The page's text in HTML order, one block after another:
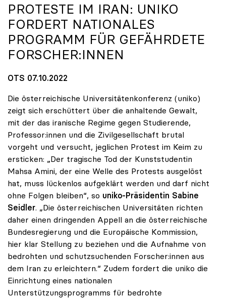
PROTESTE IM IRAN: UNIKO
FORDERT NATIONALES
PROGRAMM FÜR GEFÄHRDETE
FORSCHER:INNEN
OTS 07.10.2022
Die österreichische Universitätenkonferenz (uniko)
zeigt sich erschüttert über die anhaltende Gewalt,
mit der das iranische Regime gegen Studierende,
Professor:innen und die Zivilgesellschaft brutal
vorgeht und versucht, jeglichen Protest im Keim zu
ersticken: „Der tragische Tod der Kunststudentin
Mahsa Amini, der eine Welle des Protests ausgelöst
hat, muss lückenlos aufgeklärt werden und darf nicht
ohne Folgen bleiben“, so uniko-Präsidentin Sabine
Seidler. „Die österreichischen Universitäten richten
daher einen dringenden Appell an die österreichische
Bundesregierung und die Europäische Kommission,
hier klar Stellung zu beziehen und die Aufnahme von
bedrohten und schutzsuchenden Forscher:innen aus
dem Iran zu erleichtern.“ Zudem fordert die uniko die
Einrichtung eines nationalen
Unterstützungsprogramms für bedrohte